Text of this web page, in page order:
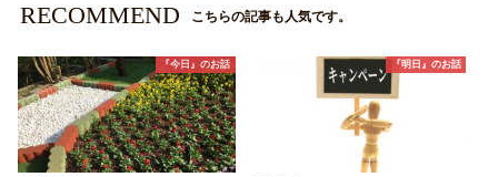
RECOMMEND こちらの記事も人気です。
『今日』のお話 『明日』のお話